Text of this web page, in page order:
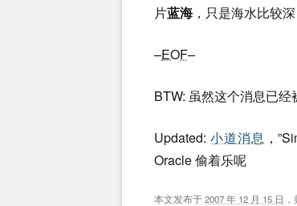
片蓝海 ，只是海水比较
–EOF–
BTW: 虽然这个消息已
Updated: 小道消息 ，
Oracle 偷着乐呢
本文发布于2007 年 12 月 15 日